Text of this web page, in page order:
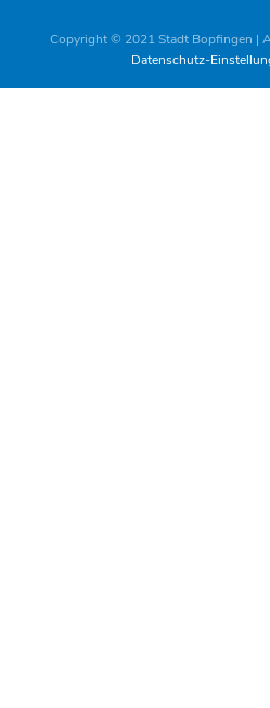
Copyright © 2021 Stadt Bopfingen |
Datenschutz-